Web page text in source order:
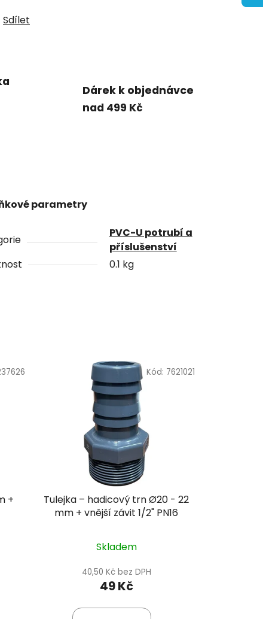
Sdílet
Dárek k objednávce
nad 499 Kč
parametry
PVC-U potrubí a
příslušenství
0.1 kg
+
Tulejka – hadicový trn Ø20 - 22
mm + vnější závit 1/2" PN16
Skladem
40,50 Kč bez DPH
49 Kč
Kód: 7621021